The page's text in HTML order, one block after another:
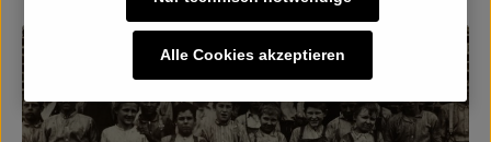
Alle Cookies akzeptieren